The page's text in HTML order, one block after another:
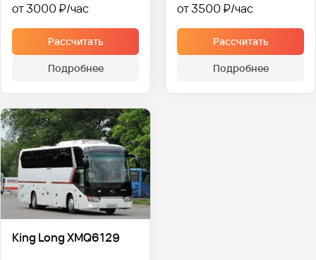
от 3000 ₽
Рассчитать
Подробнее
от 3500 ₽
Рассчитать
Подробнее
King Long XMQ6129